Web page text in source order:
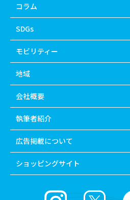
コラム
SDGs
モビリティー
地域
会社概要
執筆者紹介
広告掲載について
ショッピングサイト